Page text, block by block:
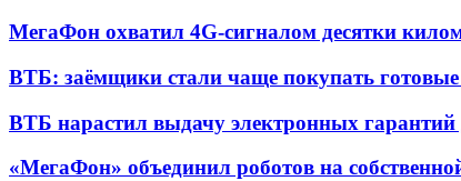
МегаФон охватил 4G-сигналом десятки
ВТБ: заёмщики стали чаще покупать
ВТБ нарастил выдачу электронных гарантий
«МегаФон» объединил роботов на